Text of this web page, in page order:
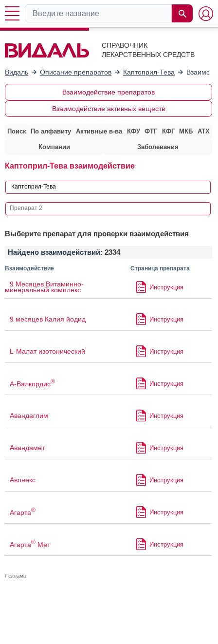
СПРАВОЧНИК
ЛЕКАРСТВЕННЫХ СРЕДСТВ
Видаль Описание препаратов Каптоприл-Тева
Взаимодействие препаратов
Взаимодействие активных веществ
Поиск По алфавиту Активные в-ва КФУ ФТГ КФГ МКБ АТХ
Компании Заболевания
Каптоприл-Тева взаимодействие
Выберите препарат для проверки взаимодействия
Найдено взаимодействий: 2334
Взаимодействие Страница препарата
9 Месяцев Витаминно-
минеральный комплекс Инструкция
9 месяцев Калия йодид Инструкция
L-Малат изотонический Инструкция
А-Валкордис® Инструкция
Авандаглим Инструкция
Авандамет Инструкция
Авонекс Инструкция
Агарта® Инструкция
Агарта® Мет Инструкция
Реклама